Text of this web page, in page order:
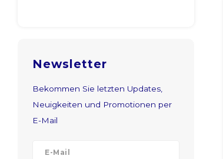
Newsletter
Bekommen Sie letzten Updates,
Neuigkeiten und Promotionen per
E-Mail